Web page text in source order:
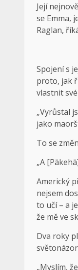
Její
se Emma,
Raglan,
Spojení s
proto, jak
vlastnit
„Vyrůstal
jako
To se
„A
Americký
nejsem
to učí – a
že mě ve
Dva roky
„Myslím,